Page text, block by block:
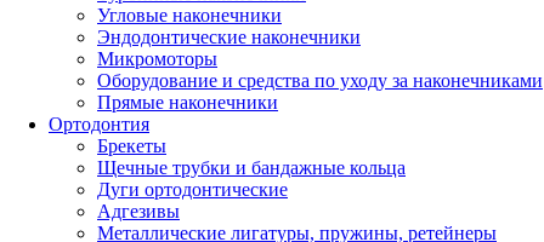
Угловые наконечники
Эндодонтические наконечники
Микромоторы
Оборудование и средства по уходу за наконечниками
Прямые наконечники
Ортодонтия
Брекеты
Щечные трубки и бандажные кольца
Дуги ортодонтические
Адгезивы
Металлические лигатуры, пружины, ретейнеры